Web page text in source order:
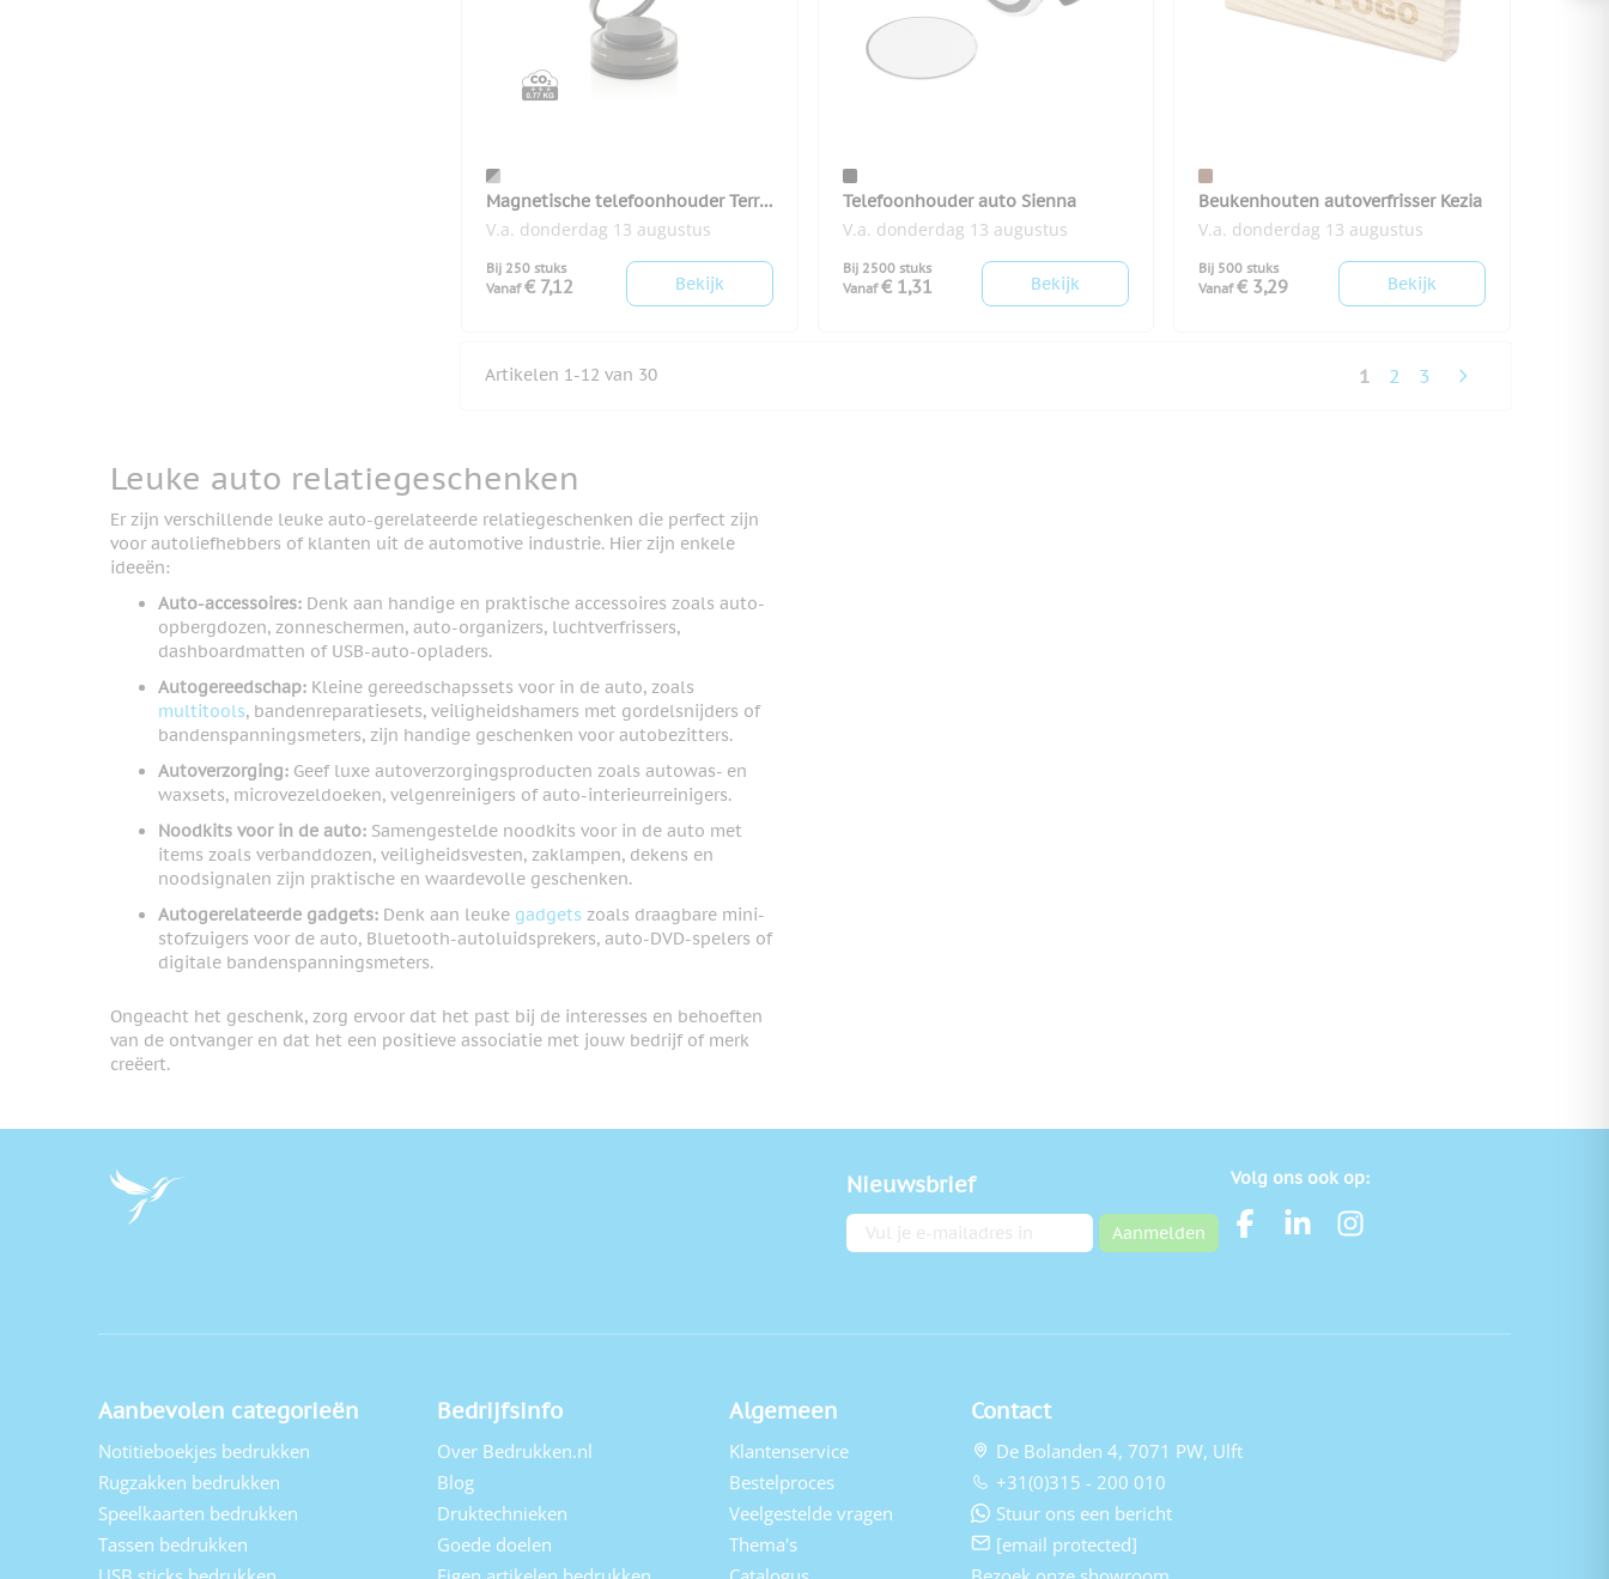
Magnetische telefoonhouder Terra
360
V.a. donderdag 13 augustus
Bij 250 stuks
Vanaf € 7,12 Bekijk
Telefoonhouder auto Sienna
V.a. donderdag 13 augustus
Bij 2500 stuks
Vanaf € 1,31 Bekijk
Beukenhouten autoverfrisser Kezia
V.a. donderdag 13 augustus
Bij 500 stuks
Vanaf € 3,29 Bekijk
Artikelen 1-12 van 30 U lees momenteel pagina
1 Pagina
2 Pagina
3
Leuke auto relatiegeschenken
Er zijn verschillende leuke auto-gerelateerde relatiegeschenken die perfect zijn
voor autoliefhebbers of klanten uit de automotive industrie. Hier zijn enkele
ideeën:
Auto-accessoires: Denk aan handige en praktische accessoires zoals auto-
opbergdozen, zonneschermen, auto-organizers, luchtverfrissers,
dashboardmatten of USB-auto-opladers.
Autogereedschap: Kleine gereedschapssets voor in de auto, zoals
multitools, bandenreparatiesets, veiligheidshamers met gordelsnijders of
bandenspanningsmeters, zijn handige geschenken voor autobezitters.
Autoverzorging: Geef luxe autoverzorgingsproducten zoals autowas- en
waxsets, microvezeldoeken, velgenreinigers of auto-interieurreinigers.
Noodkits voor in de auto: Samengestelde noodkits voor in de auto met
items zoals verbanddozen, veiligheidsvesten, zaklampen, dekens en
noodsignalen zijn praktische en waardevolle geschenken.
Autogerelateerde gadgets: Denk aan leuke gadgets zoals draagbare mini-
stofzuigers voor de auto, Bluetooth-autoluidsprekers, auto-DVD-spelers of
digitale bandenspanningsmeters.
Ongeacht het geschenk, zorg ervoor dat het past bij de interesses en behoeften
van de ontvanger en dat het een positieve associatie met jouw bedrijf of merk
creëert.
Nieuwsbrief
E-mailadres Aanmelden
Volg ons ook op:
Aanbevolen categorieën
Notitieboekjes bedrukken
Rugzakken bedrukken
Speelkaarten bedrukken
Tassen bedrukken
Bedrijfsinfo
Over Bedrukken.nl
Blog
Druktechnieken
Goede doelen
Algemeen
Klantenservice
Bestelproces
Veelgestelde vragen
Thema's
Contact
De Bolanden 4, 7071 PW, Ulft
+31(0)315 - 200 010
Stuur ons een bericht
[email protected]